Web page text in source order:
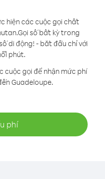
hiện các cuộc gọi chất
Gọi số bất kỳ trong
di động! - bắt đầu chỉ với
phút.
cuộc gọi để nhận mức phí
Guadeloupe.
phí